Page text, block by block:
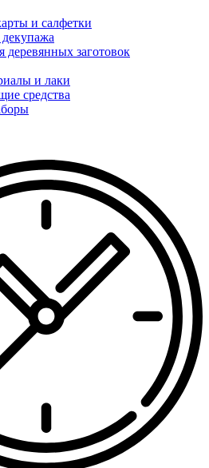
и салфетки
декупажа
деревянных заготовок
и лаки
средства